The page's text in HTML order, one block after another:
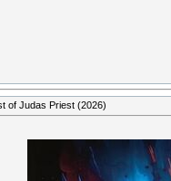
of Judas Priest (2026)